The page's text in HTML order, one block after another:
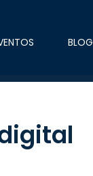
BLOG